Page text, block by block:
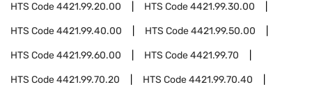
HTS Code4421.99.20.00 HTS Code4421.99.30.00
HTS Code4421.99.40.00 HTS Code4421.99.50.00
HTS Code4421.99.60.00 HTS Code4421.99.70
HTS Code4421.99.70.20 HTS Code4421.99.70.40